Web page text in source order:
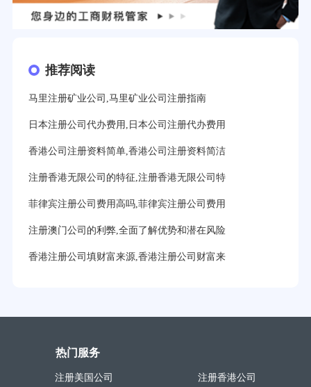
推荐阅读
马里注册矿业公司,马里矿业公司注册指南
日本注册公司代办费用,日本公司注册代办费用
香港公司注册资料简单,香港公司注册资料简洁
注册香港无限公司的特征,注册香港无限公司特
菲律宾注册公司费用高吗,菲律宾注册公司费用
注册澳门公司的利弊,全面了解优势和潜在风险
香港注册公司填财富来源,香港注册公司财富来
热门服务
注册美国公司
注册香港公司